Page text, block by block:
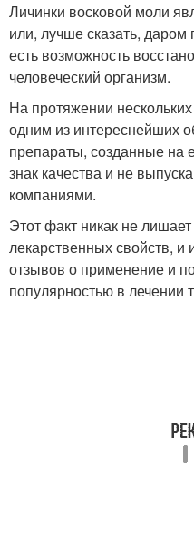
Личинки восковой моли
или, лучше сказать,
есть возможность
человеческий организм.
На протяжении
одним из интереснейших
препараты, созданные на
знак качества и не
компаниями.
Этот факт никак не
лекарственных свойств,
отзывов о применение и
популярностью в лечении